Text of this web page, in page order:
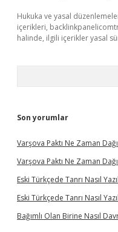
Hukuka ve yasal
içerikleri,
halinde, ilgili içerikler yasal
Son yorumlar
Varşova Paktı Ne Zaman
Varşova Paktı Ne Zaman
Eski Türkçede Tanrı Nasıl
Eski Türkçede Tanrı Nasıl
Bağımlı Olan Birine Nasıl